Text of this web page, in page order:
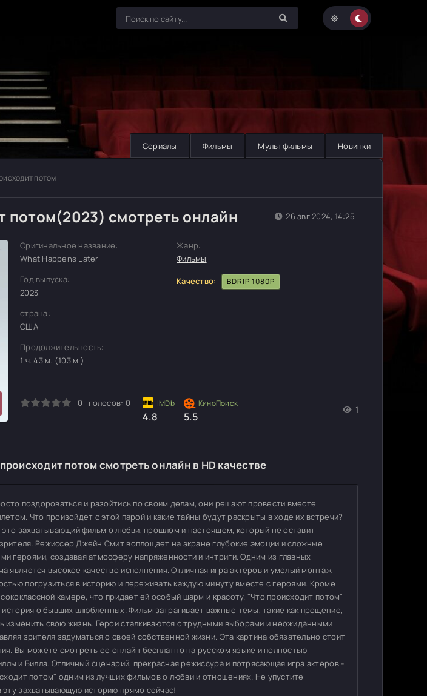
Сериалы Фильмы Мультфильмы Новинки
потом
потом(2023) смотреть онлайн
Оригинальное название:
What Happens Later
Год выпуска:
2023
страна:
США
Продолжительность:
1 ч. 43 м. (103 м.)
0 голосов: 0
4.8 5.5
1
26 авг 2024, 14:25
Жанр:
Фильмы
Качество: BDRIP 1080P
потом смотреть онлайн в HD качестве
поздороваться и разойтись по своим делам, они решают провести вместе
Что произойдет с этой парой и какие тайны будут раскрыты в ходе их встречи?
захватывающий фильм о любви, прошлом и настоящем, который не оставит
Режиссер Джейн Смит воплощает на экране глубокие эмоции и сложные
героями, создавая атмосферу напряженности и интриги. Одним из главных
является высокое качество исполнения. Отличная игра актеров и умелый монтаж
погрузиться в историю и переживать каждую минуту вместе с героями. Кроме
камере, что придает ей особый шарм и красоту. "Что происходит потом"
о бывших влюбленных. Фильм затрагивает важные темы, такие как прощение,
изменить свою жизнь. Герои сталкиваются с трудными выборами и неожиданными
зрителя задуматься о своей собственной жизни. Эта картина обязательно стоит
Вы можете смотреть ее онлайн бесплатно на русском языке и полностью
и Билла. Отличный сценарий, прекрасная режиссура и потрясающая игра актеров -
потом" одним из лучших фильмов о любви и отношениях. Не упустите
эту захватывающую историю прямо сейчас!